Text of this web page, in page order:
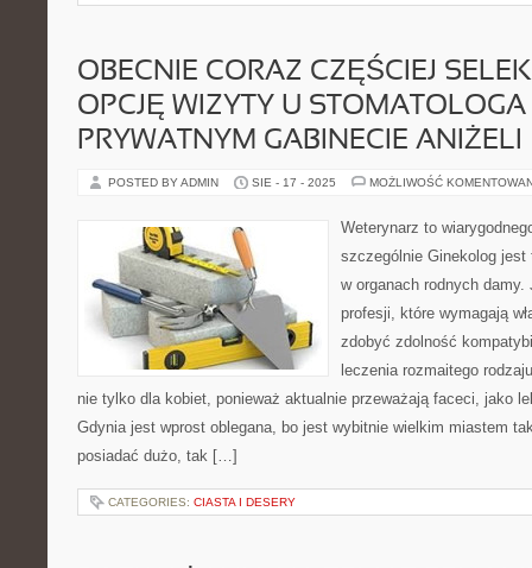
OBECNIE CORAZ CZĘŚCIEJ
OPCJĘ WIZYTY U STOMATOLOGA
PRYWATNYM GABINECIE ANIŻELI
POSTED BY ADMIN SIE - 17 - 2025 MOŻLIWOŚĆ
Weterynarz to
szczególnie Ginekolog
w organach rodnych
profesji, które wymagają
zdobyć zdolność
leczenia rozmaitego
nie tylko dla kobiet, ponieważ aktualnie przeważają faceci, jako
Gdynia jest wprost oblegana, bo jest wybitnie wielkim miastem
posiadać dużo, tak […]
CATEGORIES: CIASTA I DESERY